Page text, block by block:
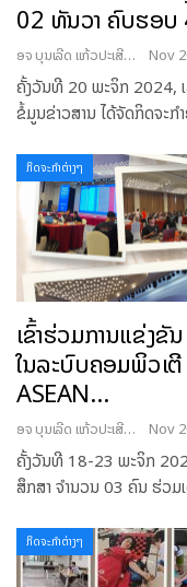
02 ທັນວາ ຄົບຮອບ
ອຈ ບຸນເລີດ ແກ້ວປະເສີດ Nov
ຄັ້ງວັນທີ 20 ພະຈິກ 2024, ເ
ຂໍ້ມູນຂ່າວສານ ໄດ້ຈັດກິດຈະ
ກິດຈະກຳຕ່າງໆ
ເຂົ້າຮ່ວມການແຂ່ງ
ໃນລະບົບຄອມພິວເ
ASEAN…
ອຈ ບຸນເລີດ ແກ້ວປະເສີດ Nov
ຄັ້ງວັນທີ 18-23 ພະຈິກ
ສຶກສາ ຈໍານວນ 03 ຄົນ ຮ່ວມ
ກິດຈະກຳຕ່າງໆ